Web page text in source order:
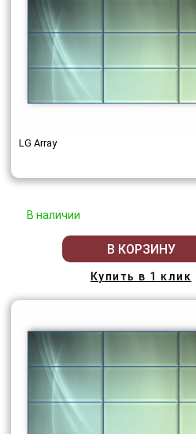
LG Array
В наличии
В КОРЗИНУ
Купить в 1 клик